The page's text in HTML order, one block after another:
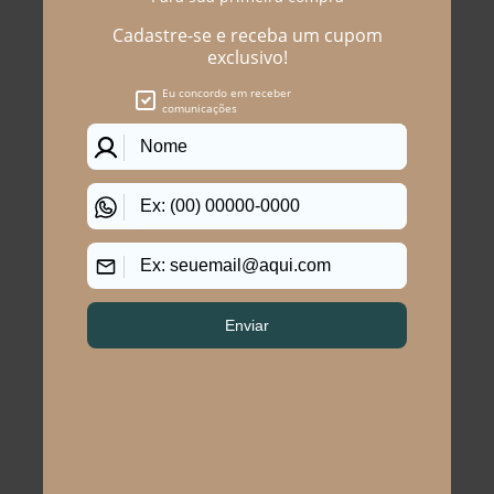
Você precisa ver esses
produtos